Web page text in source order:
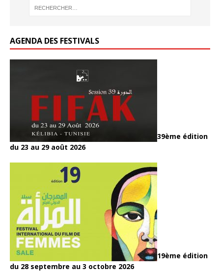
AGENDA DES FESTIVALS
39ème édition
du 23 au 29 août 2026
19ème édition
du 28 septembre au 3 octobre 2026